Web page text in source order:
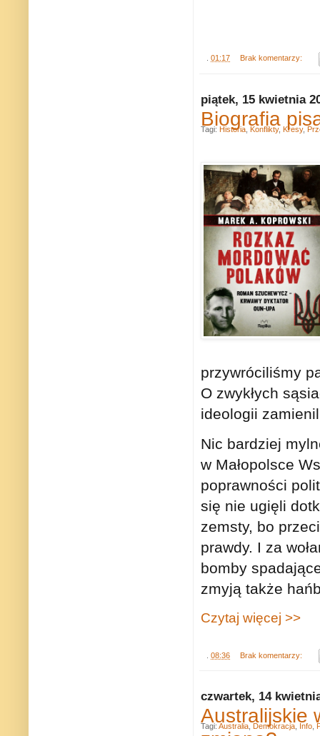
01:17 Brak komentarzy:
piątek, 15 kwietnia
Biografia
przywróciliśmy
O zwykłych
ideologii
Nic bardziej
w Małopolsce
poprawności
się nie ugięli
zemsty, bo
prawdy. I za
bomby
zmyją także
Czytaj więcej >>
08:36 Brak komentarzy:
Tagi: Historia Konflikty, Kresy,
czwartek, 14
Australijskie
Tagi: Australia Demokracja Info